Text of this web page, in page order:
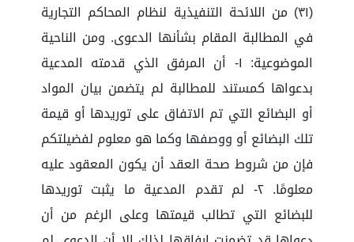
(٣١) من اللائحة التنفيذية لنظام المحاكم التجارية
في المطالبة المقام بشأنها الدعوى. ومن الناحية
الموضوعية: ١- أن المرفق الذي قدمته المدعية
بدعواها كمستند للمطالبة لم يتضمن بيان المواد
أو البضائع التي تم الاتفاق على توريدها أو قيمة
تلك البضائع أو ووصفها وكما هو معلوم لفضيلتكم
فإن من شروط صحة العقد أن يكون المعقود عليه
معلومًا. ٢- لم تقدم المدعية ما يثبت توريدها
للبضائع التي تطالب قيمتها وعلى الرغم من أن